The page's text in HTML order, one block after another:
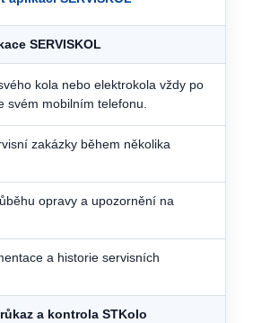
SERVISKOL
kola nebo elektrokola vždy po
svém mobilním telefonu.
zakázky během několika
opravy a upozornění na
a historie servisních
a kontrola STKolo